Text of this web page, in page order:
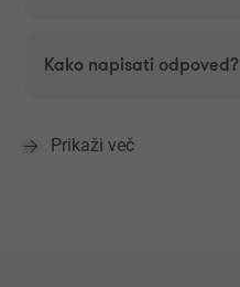
Kako napisati odpoved?
Prikaži več